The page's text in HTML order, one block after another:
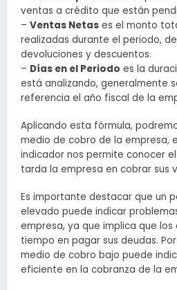
ventas a crédito que están
– Ventas Netas es el monto
realizadas durante el periodo,
devoluciones y descuentos.
– Días en el Periodo es la
está analizando, generalmente
referencia el año fiscal de la
Aplicando esta fórmula,
medio de cobro de la empresa,
indicador nos permite conocer
tarda la empresa en cobrar sus
Es importante destacar que un
elevado puede indicar
empresa, ya que implica que
tiempo en pagar sus deudas.
medio de cobro bajo puede
eficiente en la cobranza de la